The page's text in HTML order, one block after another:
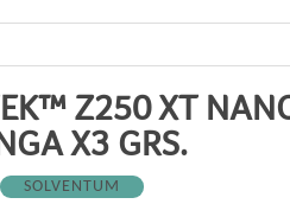
Z250 XT
X3 GRS.
SOLVENTUM